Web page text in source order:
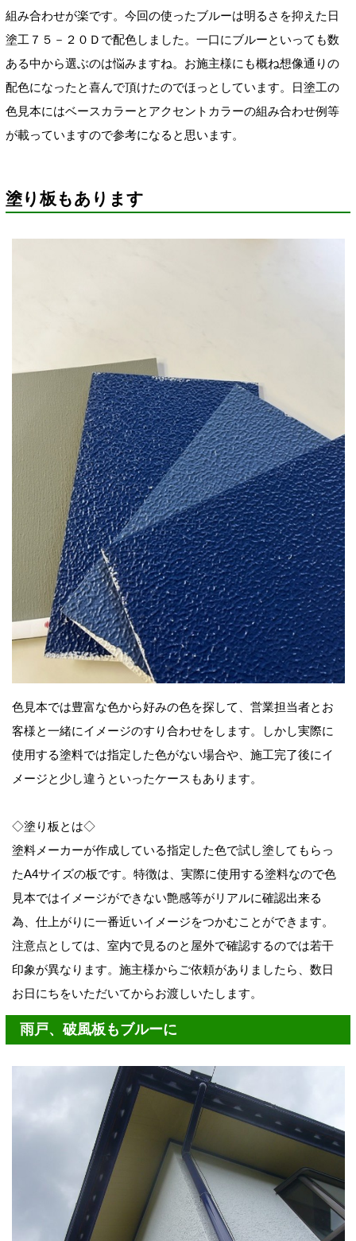
組み合わせが楽です。今回の使ったブルーは明るさを抑えた日
塗工７５－２０Ｄで配色しました。一口にブルーといっても数
ある中から選ぶのは悩みますね。お施主様にも概ね想像通りの
配色になったと喜んで頂けたのでほっとしています。日塗工の
色見本にはベースカラーとアクセントカラーの組み合わせ例等
が載っていますので参考になると思います。
塗り板もあります
色見本では豊富な色から好みの色を探して、営業担当者とお
客様と一緒にイメージのすり合わせをします。しかし実際に
使用する塗料では指定した色がない場合や、施工完了後にイ
メージと少し違うといったケースもあります。
◇塗り板とは◇
塗料メーカーが作成している指定した色で試し塗してもらっ
たA4サイズの板です。特徴は、実際に使用する塗料なので色
見本ではイメージができない艶感等がリアルに確認出来る
為、仕上がりに一番近いイメージをつかむことができます。
注意点としては、室内で見るのと屋外で確認するのでは若干
印象が異なります。施主様からご依頼がありましたら、数日
お日にちをいただいてからお渡しいたします。
雨戸、破風板もブルーに